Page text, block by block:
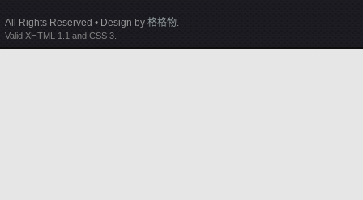
All Rights Reserved • Design by 格格物.
Valid XHTML 1.1 and CSS 3.